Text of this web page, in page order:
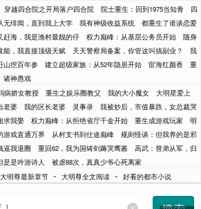
穿越四合院之开局落户四合院 院士重生：回到1975当知青
四
无绯闻，直到我上大学 我有神级收益系统
都重生了谁谈恋爱
赶海，我是渔村最靓的仔 权力巅峰：从基层公务员开始
随身
能，我直接顶级天赋 天天警察局备案，你管这叫搞副业？
我
山挖百年参 建立超级家族：从52年隐居开始 宦海红颜香
重
诸神愚戏
病娇女教授 重生之娱乐圈教父 我的大小魔女
大明星爱上
老婆 我的区长老婆 灵事录
我被炒后，市值暴跌，女总裁哭
求我娶 权力巅峰：从拒绝省厅千金开始 重生成游戏玩家
明
游戏直通万界 从村支书到仕途巅峰
规则怪谈：但我养的是邪
逼我退圈 重回62，我为国铸剑薅哭鹰酱
高武：替弟从军，归
是是吟游诗人
被虐88次，真真少爷心死离家
大明尊最新章节 - 大明尊全文阅读 - 好看的都市小说